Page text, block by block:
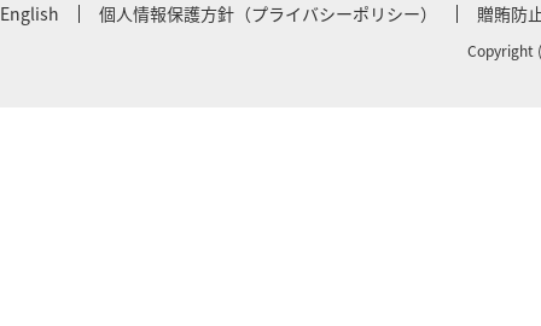
English 個人情報保護方針（プライバシーポリシー） 贈賄防
Copyright